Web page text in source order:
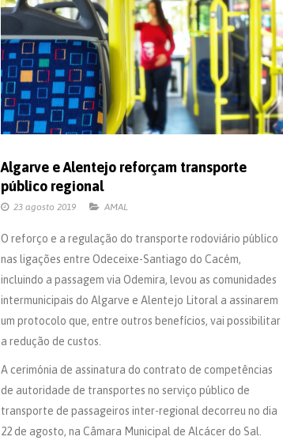
Algarve e Alentejo reforçam transporte
público regional
23 agosto 2019 AMAL
O reforço e a regulação do transporte rodoviário público
nas ligações entre Odeceixe-Santiago do Cacém,
incluindo a passagem via Odemira, levou as comunidades
intermunicipais do Algarve e Alentejo Litoral a assinarem
um protocolo que, entre outros benefícios, vai possibilitar
a redução de custos.
A cerimónia de assinatura do contrato de competências
de autoridade de transportes no serviço público de
transporte de passageiros inter-regional decorreu no dia
22 de agosto, na Câmara Municipal de Alcácer do Sal.